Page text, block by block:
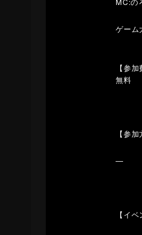
ゲーム
【参加
無料
【参加
—
【イ